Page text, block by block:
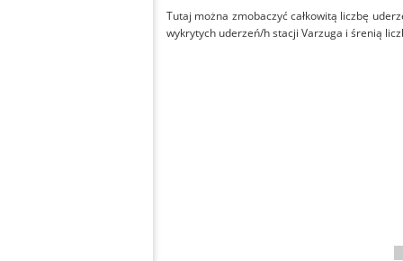
Tutaj można zmobaczyć całkowitą liczbę
wykrytych uderzeń/h stacji Varzuga i śrenią